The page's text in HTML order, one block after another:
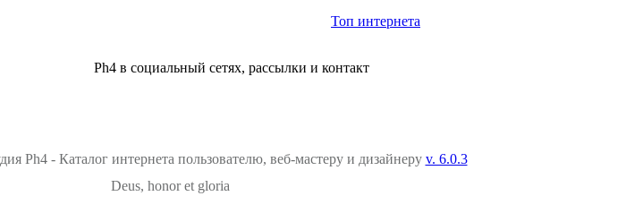
Топ интернета
Ph4 в социальный сетях, рассылки и контакт
Ph4 - Каталог интернета пользователю, веб-мастеру и дизайнеру v. 6.0.3
Deus, honor et gloria